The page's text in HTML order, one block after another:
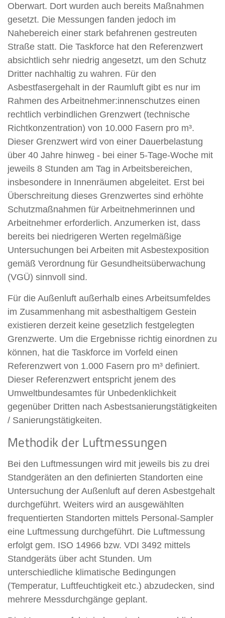
Oberwart. Dort wurden auch bereits Maßnahmen
gesetzt. Die Messungen fanden jedoch im
Nahebereich einer stark befahrenen gestreuten
Straße statt. Die Taskforce hat den Referenzwert
absichtlich sehr niedrig angesetzt, um den Schutz
Dritter nachhaltig zu wahren. Für den
Asbestfasergehalt in der Raumluft gibt es nur im
Rahmen des Arbeitnehmer:innenschutzes einen
rechtlich verbindlichen Grenzwert (technische
Richtkonzentration) von 10.000 Fasern pro m³.
Dieser Grenzwert wird von einer Dauerbelastung
über 40 Jahre hinweg - bei einer 5-Tage-Woche mit
jeweils 8 Stunden am Tag in Arbeitsbereichen,
insbesondere in Innenräumen abgeleitet. Erst bei
Überschreitung dieses Grenzwertes sind erhöhte
Schutzmaßnahmen für Arbeitnehmerinnen und
Arbeitnehmer erforderlich. Anzumerken ist, dass
bereits bei niedrigeren Werten regelmäßige
Untersuchungen bei Arbeiten mit Asbestexposition
gemäß Verordnung für Gesundheitsüberwachung
(VGÜ) sinnvoll sind.
Für die Außenluft außerhalb eines Arbeitsumfeldes
im Zusammenhang mit asbesthaltigem Gestein
existieren derzeit keine gesetzlich festgelegten
Grenzwerte. Um die Ergebnisse richtig einordnen zu
können, hat die Taskforce im Vorfeld einen
Referenzwert von 1.000 Fasern pro m³ definiert.
Dieser Referenzwert entspricht jenem des
Umweltbundesamtes für Unbedenklichkeit
gegenüber Dritten nach Asbestsanierungstätigkeiten
/ Sanierungstätigkeiten.
Methodik der Luftmessungen
Bei den Luftmessungen wird mit jeweils bis zu drei
Standgeräten an den definierten Standorten eine
Untersuchung der Außenluft auf deren Asbestgehalt
durchgeführt. Weiters wird an ausgewählten
frequentierten Standorten mittels Personal-Sampler
eine Luftmessung durchgeführt. Die Luftmessung
erfolgt gem. ISO 14966 bzw. VDI 3492 mittels
Standgeräts über acht Stunden. Um
unterschiedliche klimatische Bedingungen
(Temperatur, Luftfeuchtigkeit etc.) abzudecken, sind
mehrere Messdurchgänge geplant.